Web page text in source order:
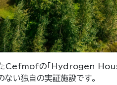
たCefmofの「Hydrogen
ない独自の実証施設です。